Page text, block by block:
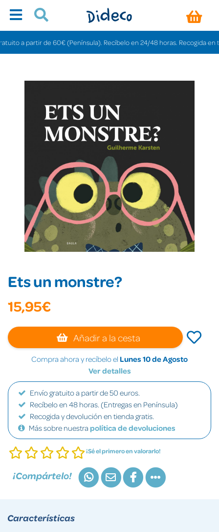
a partir de 60€ (Península). Recíbelo en 24/48 horas. Recogida en
Ets un monstre?
15,95€
Añadir a la cesta
Compra ahora y recíbelo el Lunes 10 de Agosto
Ver detalles
Envío gratuito a partir de 50 euros.
Recíbelo en 48 horas. (Entregas en Península)
Recogida y devolución en tienda gratis.
Más sobre nuestra política de devoluciones
¡Sé el primero en valorarlo!
¡Compártelo!
Características